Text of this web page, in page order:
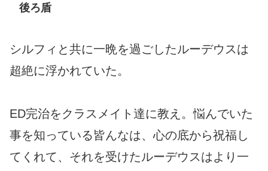
後ろ盾
シルフィと共に一晩を過ごしたルーデウスは
超絶に浮かれていた。
ED完治をクラスメイト達に教え。悩んでいた
事を知っている皆んなは、心の底から祝福し
てくれて、それを受けたルーデウスはより一